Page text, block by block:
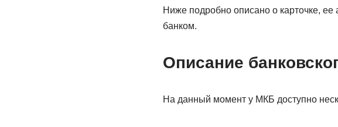
Ниже подробно описано о карточке,
банком.
Описание
На данный момент у МКБ доступно